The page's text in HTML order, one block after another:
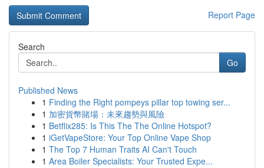
Report Page
Search
Go
Published News
1 Finding the Right pompeys pillar top towing ser...
1 加密貨幣賭場：未來趨勢與風險
1 Betflix285: Is This The The Online Hotspot?
1 iGetVapeStore: Your Top Online Vape Shop
1 The Top 7 Human Traits AI Can't Touch
1 Area Boiler Specialists: Your Trusted Expe...